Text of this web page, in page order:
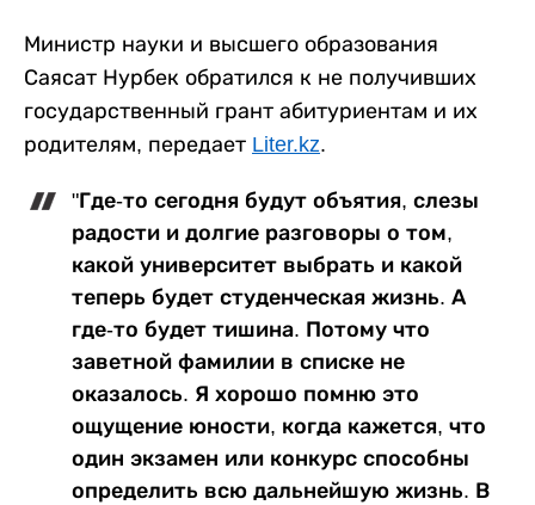
Министр науки и высшего образования
Саясат Нурбек обратился к не получивших
государственный грант абитуриентам и их
родителям, передает Liter.kz.
"Где-то сегодня будут объятия, слезы
радости и долгие разговоры о том,
какой университет выбрать и какой
теперь будет студенческая жизнь. А
где-то будет тишина. Потому что
заветной фамилии в списке не
оказалось. Я хорошо помню это
ощущение юности, когда кажется, что
один экзамен или конкурс способны
определить всю дальнейшую жизнь. В